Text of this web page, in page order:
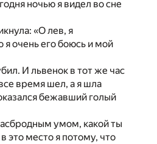
ночью я видел во сне
«О лев, я
очень его боюсь и мой
И львенок в тот же час
время шел, а я шла
бежавший голый
умом, какой ты
это место я потому, что